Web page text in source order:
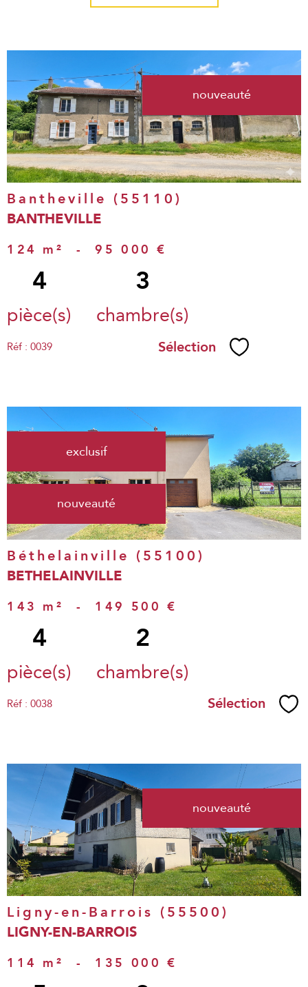
nouveauté
voir le
bien
Bantheville (55110)
BANTHEVILLE
124 m² - 95 000 €
4
pièce(s)
3
chambre(s)
Réf : 0039 Sélection Sélectionner
exclusif
nouveauté
voir le
bien
Béthelainville (55100)
BETHELAINVILLE
143 m² - 149 500 €
4
pièce(s)
2
chambre(s)
Réf : 0038 Sélection
nouveauté
voir le
bien
Ligny-en-Barrois (55500)
LIGNY-EN-BARROIS
114 m² - 135 000 €